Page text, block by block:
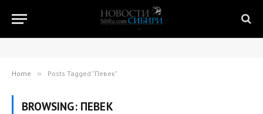
Home » Posts Tagged "Певек"
BROWSING: ПЕВЕК